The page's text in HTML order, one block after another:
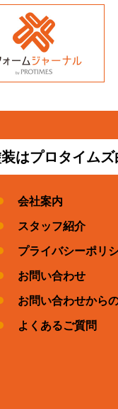
はプロタイムズ
会社案内
スタッフ紹介
プライバシーポリ
お問い合わせ
お問い合わせから
よくあるご質問